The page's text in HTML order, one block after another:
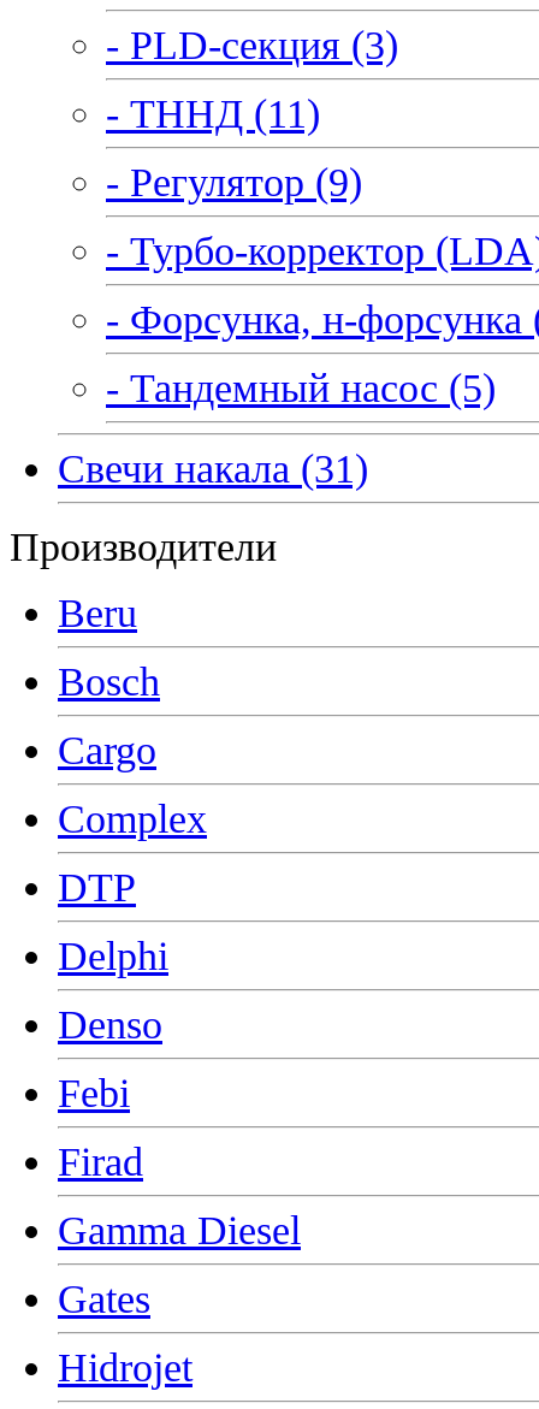
- PLD-секция (3)
- ТННД (11)
- Регулятор (9)
- Турбо-корректор
- Форсунка, н-форсунка
- Тандемный насос (5)
Свечи накала (31)
Производители
Beru
Bosch
Cargo
Complex
DTP
Delphi
Denso
Febi
Firad
Gamma Diesel
Gates
Hidrojet